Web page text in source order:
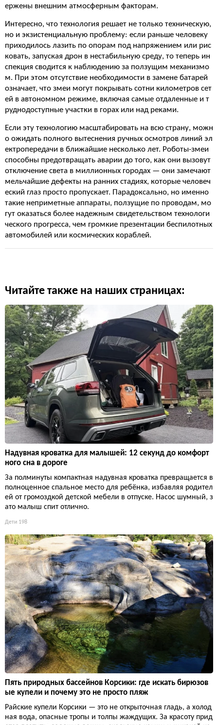
ержены внешним атмосферным факторам.
Интересно, что технология решает не только техническую,
но и экзистенциальную проблему: если раньше человеку
приходилось лазить по опорам под напряжением или рис
ковать, запуская дрон в нестабильную среду, то теперь ин
спекция сводится к наблюдению за ползущим механизмо
м. При этом отсутствие необходимости в замене батарей
означает, что змеи могут покрывать сотни километров сет
ей в автономном режиме, включая самые отдаленные и т
руднодоступные участки в горах или над реками.
Если эту технологию масштабировать на всю страну, можн
о ожидать полного вытеснения ручных осмотров линий эл
ектропередачи в ближайшие несколько лет. Роботы-змеи
способны предотвращать аварии до того, как они вызовут
отключение света в миллионных городах — они замечают
мельчайшие дефекты на ранних стадиях, которые человеч
еский глаз просто пропускает. Парадоксально, но именно
такие неприметные аппараты, ползущие по проводам, мо
гут оказаться более надежным свидетельством технологи
ческого прогресса, чем громкие презентации беспилотных
автомобилей или космических кораблей.
Читайте также на наших страницах:
Надувная кроватка для малышей: 12 секунд до комфорт
ного сна в дороге
За полминуты компактная надувная кроватка превращается в
полноценное спальное место для ребёнка, избавляя родител
ей от громоздкой детской мебели в отпуске. Насос шумный, з
ато малыш спит отлично.
Дети 198
Пять природных бассейнов Корсики: где искать бирюзов
ые купели и почему это не просто пляж
Райские купели Корсики — это не открыточная гладь, а холод
ная вода, опасные тропы и толпы жаждущих. За красоту прид